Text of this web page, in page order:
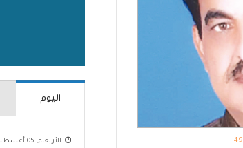
اليوم
الأربعاء, 05 أغسطس 2026 - 12:13 ص